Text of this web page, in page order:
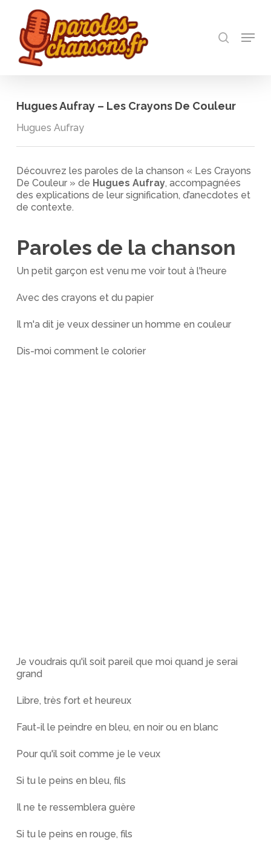
main
content
Menu
Hugues Aufray – Les Crayons De Couleur
Hugues Aufray
Découvrez les paroles de la chanson « Les Crayons
De Couleur » de Hugues Aufray, accompagnées
des explications de leur signification, d’anecdotes et
de contexte.
Paroles de la chanson
Un petit garçon est venu me voir tout à l'heure
Avec des crayons et du papier
Il m'a dit je veux dessiner un homme en couleur
Dis-moi comment le colorier
Je voudrais qu'il soit pareil que moi quand je serai
grand
Libre, très fort et heureux
Faut-il le peindre en bleu, en noir ou en blanc
Pour qu'il soit comme je le veux
Si tu le peins en bleu, fils
Il ne te ressemblera guère
Si tu le peins en rouge, fils
Close